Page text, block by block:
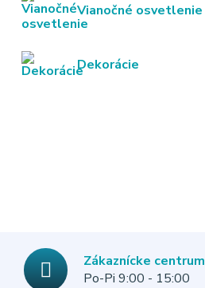
Vianočné osvetlenie
Dekorácie
Zákaznícke centrum
Po-Pi 9:00 - 15:00